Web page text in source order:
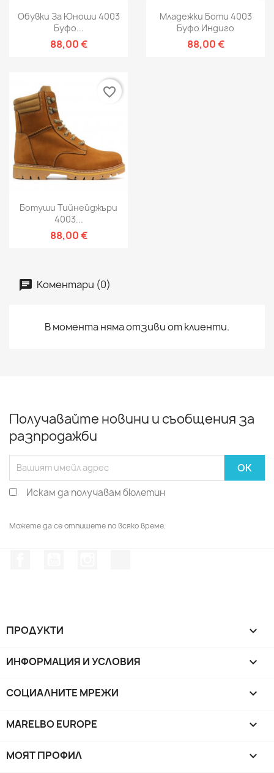
Обувки За Юноши 4003
Буфо...
88,00 €
Младежки Боти 4003
Буфо Индиго
88,00 €
Ботуши Тийнейджъри
4003...
88,00 €
favorite_border
Коментари (0)
В момента няма отзиви от клиенти.
Получавайте новини и съобщения за
разпродажби
Искам да получавам бюлетин
Можете да се отпишете по всяко време.
ПРОДУКТИ 
ИНФОРМАЦИЯ И УСЛОВИЯ 
СОЦИАЛНИТЕ МРЕЖИ 
MARELBO EUROPE 
МОЯТ ПРОФИЛ 